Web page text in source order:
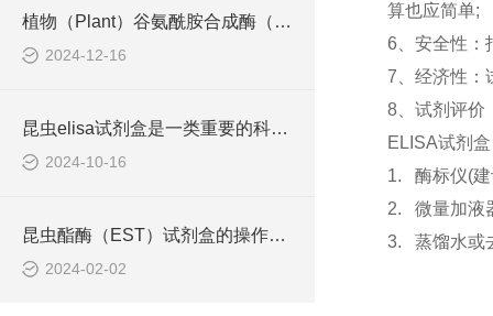
植物（Plant）谷氨酰胺合成酶（GS）ELISA检测试剂盒说明书
2024-12-16
昆虫elisa试剂盒是一类重要的科研耗材
2024-10-16
昆虫酯酶（EST）试剂盒的操作流程一般如下
2024-02-02
算也应简单;
6、安全性：
7、经济性：
8、试剂评价
ELISA试剂
1. 酶标仪(建
2. 微量加液
3. 蒸馏水或